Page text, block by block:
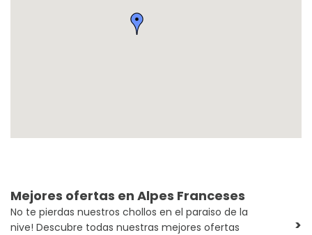
Mejores ofertas en Alpes Franceses
No te pierdas nuestros chollos en el paraiso de la
nive! Descubre todas nuestras mejores ofertas
>